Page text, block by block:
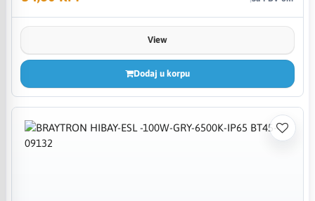
View
Dodaj u korpu